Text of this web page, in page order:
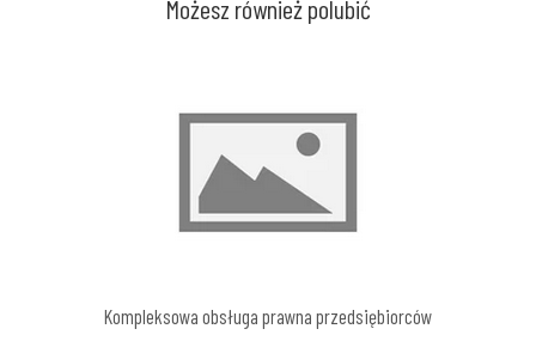
Możesz również polubić
Kompleksowa obsługa prawna przedsiębiorców